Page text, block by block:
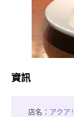
資訊
店名： アクア